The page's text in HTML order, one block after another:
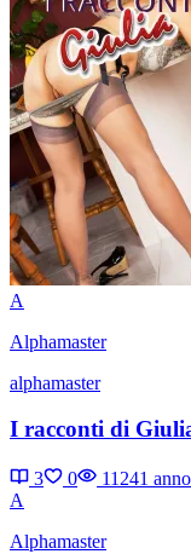
A
Alphamaster
alphamaster
I racconti di
3 0 11241
A
Alphamaster